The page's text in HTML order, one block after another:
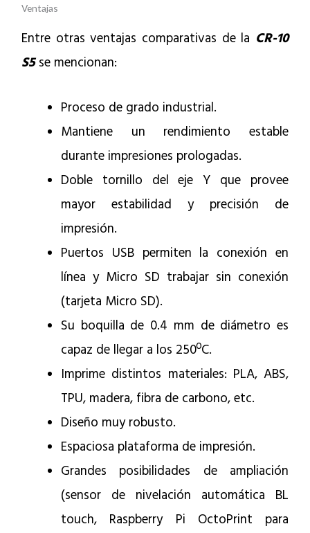
Ventajas
Entre otras ventajas comparativas de la CR-10
S5se mencionan:
Proceso de grado industrial.
Mantiene un rendimiento estable
durante impresiones prologadas.
Doble tornillo del eje Y que provee
mayor estabilidad y precisión de
impresión.
Puertos USB permiten la conexión en
línea y Micro SD trabajar sin conexión
(tarjeta Micro SD).
Su boquilla de 0.4 mm de diámetro es
capaz de llegar a los 250ºC.
Imprime distintos materiales: PLA, ABS,
TPU, madera, fibra de carbono, etc.
Diseño muy robusto.
Espaciosa plataforma de impresión.
Grandes posibilidades de ampliación
(sensor de nivelación automática BL
touch, Raspberry Pi OctoPrint para